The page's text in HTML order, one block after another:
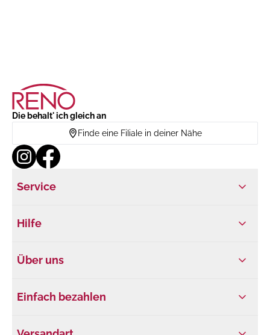
Die behalt' ich gleich an
Finde eine Filiale in deiner Nähe
Service
Hilfe
Über uns
Einfach bezahlen